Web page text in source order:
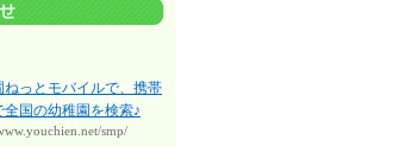
ねっとモバイルで、携帯
全国の幼稚園を検索♪
smp/